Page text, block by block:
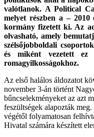
valótlanok. A Political
melyet részben a –
kormány fizetett ki. Az
olvasható, amely
szélsőjobboldali
és miként vezetett ez
romagyilkosságokhoz.
Az első halálos áldozatot
november 3-án történt
bűncselekményeket az azt
feszültségek alapozták
végétől folyamatosan
Hivatal számára készített